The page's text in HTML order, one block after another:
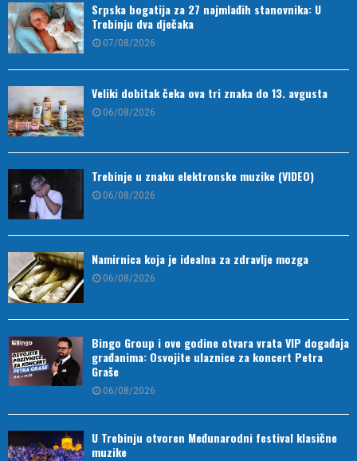
Srpska bogatija za 27 najmlađih stanovnika: U
Trebinju dva dječaka
07/08/2026
Veliki dobitak čeka ova tri znaka do 13. avgusta
06/08/2026
Trebinje u znaku elektronske muzike (VIDEO)
06/08/2026
Namirnica koja je idealna za zdravlje mozga
06/08/2026
Bingo Group i ove godine otvara vrata VIP događaja
građanima: Osvojite ulaznice za koncert Petra
Graše
06/08/2026
U Trebinju otvoren Međunarodni festival klasične
muzike